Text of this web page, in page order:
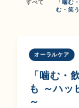
すべて
「噛む
む・笑
オーラルケア
「噛む・
も ～ハッ
～